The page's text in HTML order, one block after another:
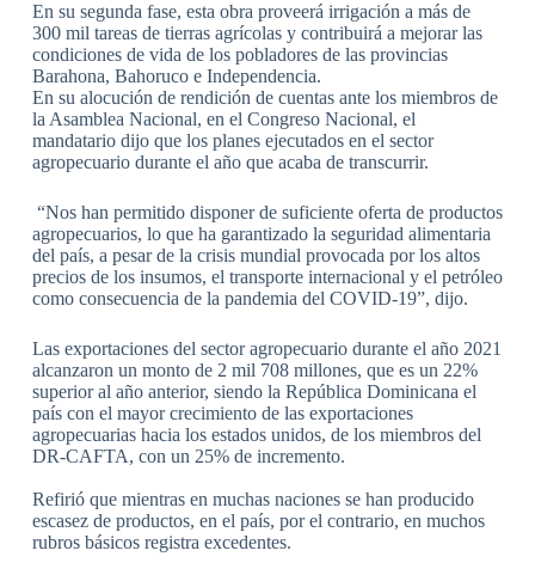
En su segunda fase, esta obra proveerá irrigación a más de
300 mil tareas de tierras agrícolas y contribuirá a mejorar las
condiciones de vida de los pobladores de las provincias
Barahona, Bahoruco e Independencia.
En su alocución de rendición de cuentas ante los miembros de
la Asamblea Nacional, en el Congreso Nacional, el
mandatario dijo que los planes ejecutados en el sector
agropecuario durante el año que acaba de transcurrir.
“Nos han permitido disponer de suficiente oferta de productos
agropecuarios, lo que ha garantizado la seguridad alimentaria
del país, a pesar de la crisis mundial provocada por los altos
precios de los insumos, el transporte internacional y el petróleo
como consecuencia de la pandemia del COVID-19”, dijo.
Las exportaciones del sector agropecuario durante el año 2021
alcanzaron un monto de 2 mil 708 millones, que es un 22%
superior al año anterior, siendo la República Dominicana el
país con el mayor crecimiento de las exportaciones
agropecuarias hacia los estados unidos, de los miembros del
DR-CAFTA, con un 25% de incremento.
Refirió que mientras en muchas naciones se han producido
escasez de productos, en el país, por el contrario, en muchos
rubros básicos registra excedentes.